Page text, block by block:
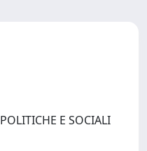
E SOCIALI